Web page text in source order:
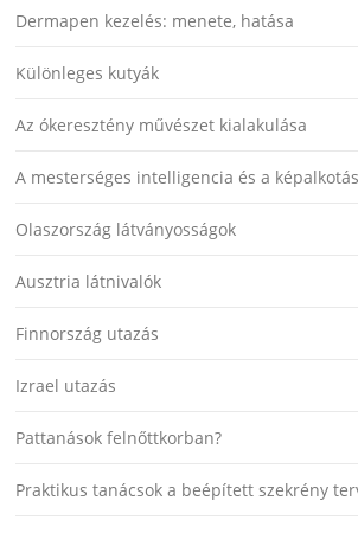
Dermapen kezelés: menete, hatása
Különleges kutyák
Az ókeresztény művészet kialakulása
A mesterséges intelligencia és a
Olaszország látványosságok
Ausztria látnivalók
Finnország utazás
Izrael utazás
Pattanások felnőttkorban?
Praktikus tanácsok a beépített szekrény